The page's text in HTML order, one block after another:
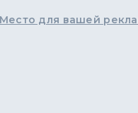
Место для вашей